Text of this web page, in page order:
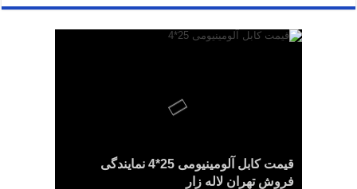
قیمت کابل آلومینیومی 25*4 نمایندگی
فروش تهران لاله زار
هادی آلومینیومی هوایی 50*1 AAC و AAAC
صادرات ماهان کابل
هادی هوایی آلومینیومی AAC و ACSR
صادرات به عراق + ماهان کابل امیر
کابل اردستان 2.5*3 لاستیکی نسوز لیست
قیمت روز
کابل 1.5*2 لاستیکی اردستان مرکز خرید